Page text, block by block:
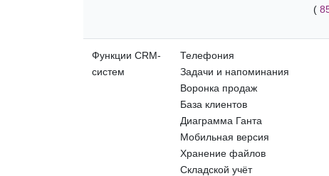
(
Функции CRM-
систем
Телефония
Задачи и напоминания
Воронка продаж
База клиентов
Диаграмма Ганта
Мобильная версия
Хранение файлов
Складской учёт